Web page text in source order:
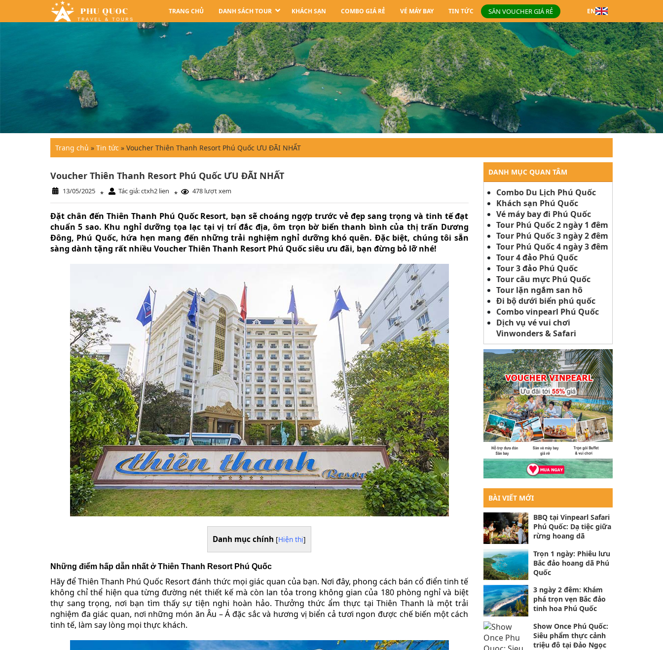
TRANG CHỦ DANH SÁCH TOUR KHÁCH SẠN COMBO GIÁ RẺ VÉ MÁY BAY TIN TỨC SĂN VOUCHER GIÁ RẺ EN
Trang chủ » Tin tức » Voucher Thiên Thanh Resort Phú Quốc ƯU ĐÃI NHẤT
Voucher Thiên Thanh Resort Phú Quốc ƯU ĐÃI NHẤT
13/05/2025 * Tác giả: ctxh2 lien * 478 lượt xem
Đặt chân đến Thiên Thanh Phú Quốc Resort, bạn sẽ choáng ngợp trước vẻ đẹp sang trọng và tinh tế đạt
chuẩn 5 sao. Khu nghỉ dưỡng tọa lạc tại vị trí đắc địa, ôm trọn bờ biển thanh bình của thị trấn Dương
Đông, Phú Quốc, hứa hẹn mang đến những trải nghiệm nghỉ dưỡng khó quên. Đặc biệt, chúng tôi sẵn
sàng dành tặng rất nhiều Voucher Thiên Thanh Resort Phú Quốc siêu ưu đãi, bạn đừng bỏ lỡ nhé!
Danh mục chính [Hiện thị]
Những điểm hấp dẫn nhất ở Thiên Thanh Resort Phú Quốc
Hãy để Thiên Thanh Phú Quốc Resort đánh thức mọi giác quan của bạn. Nơi đây, phong cách bán cổ điển tinh tế
không chỉ thể hiện qua từng đường nét thiết kế mà còn lan tỏa trong không gian của 180 phòng nghỉ và biệt
thự sang trọng, nơi bạn tìm thấy sự tiện nghi hoàn hảo. Thưởng thức ẩm thực tại Thiên Thanh là một trải
nghiệm đa giác quan, nơi những món ăn Âu – Á đặc sắc và hương vị biển cả tươi ngon được chế biến một cách
tinh tế, làm say lòng mọi thực khách.
DANH MỤC QUAN TÂM
Combo Du Lịch Phú Quốc
Khách sạn Phú Quốc
Vé máy bay đi Phú Quốc
Tour Phú Quốc 2 ngày 1 đêm
Tour Phú Quốc 3 ngày 2 đêm
Tour Phú Quốc 4 ngày 3 đêm
Tour 4 đảo Phú Quốc
Tour 3 đảo Phú Quốc
Tour câu mực Phú Quốc
Tour lặn ngắm san hô
Đi bộ dưới biển phú quốc
Combo vinpearl Phú Quốc
Dịch vụ vé vui chơi
Vinwonders & Safari
BÀI VIẾT MỚI
BBQ tại Vinpearl Safari
Phú Quốc: Dạ tiệc giữa
rừng hoang dã
Trọn 1 ngày: Phiêu lưu
Bắc đảo hoang dã Phú
Quốc
3 ngày 2 đêm: Khám
phá trọn vẹn Bắc đảo
tinh hoa Phú Quốc
Show Once Phú Quốc:
Siêu phẩm thực cảnh
triệu đô tại Đảo Ngọc